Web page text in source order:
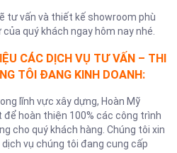
tư vấn và thiết kế showroom phù
quý khách ngay hôm nay nhé.
CÁC DỊCH VỤ TƯ VẤN – THI
TÔI ĐANG KINH DOANH:
lĩnh vực xây dựng, Hoàn Mỹ
hoàn thiện 100% các công trình
cho quý khách hàng. Chúng tôi xin
vụ chúng tôi đang cung cấp